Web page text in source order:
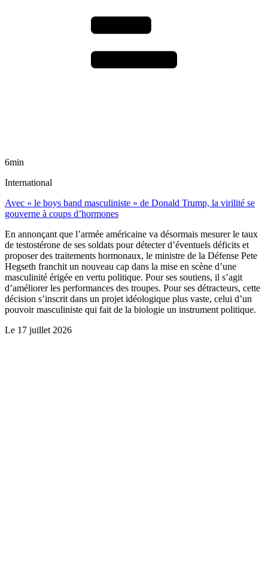
6min
International
Avec « le boys band masculiniste » de Donald Trump, la virilité se
gouverne à coups d’hormones
En annonçant que l’armée américaine va désormais mesurer le taux
de testostérone de ses soldats pour détecter d’éventuels déficits et
proposer des traitements hormonaux, le ministre de la Défense Pete
Hegseth franchit un nouveau cap dans la mise en scène d’une
masculinité érigée en vertu politique. Pour ses soutiens, il s’agit
d’améliorer les performances des troupes. Pour ses détracteurs, cette
décision s’inscrit dans un projet idéologique plus vaste, celui d’un
pouvoir masculiniste qui fait de la biologie un instrument politique.
Le 17 juillet 2026